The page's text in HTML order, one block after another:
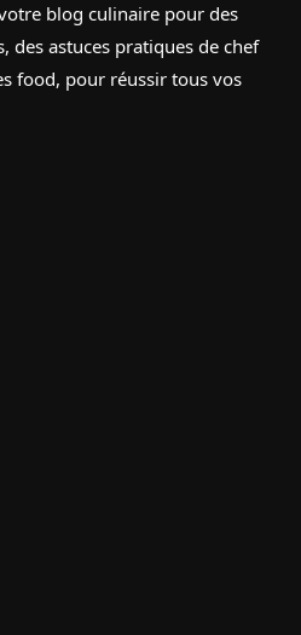
votre blog culinaire pour des
des astuces pratiques de chef
food, pour réussir tous vos